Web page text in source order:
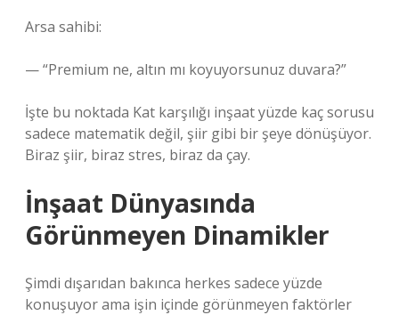
Arsa sahibi:
— “Premium ne, altın mı koyuyorsunuz duvara?”
İşte bu noktada Kat karşılığı inşaat yüzde kaç sorusu
sadece matematik değil, şiir gibi bir şeye dönüşüyor.
Biraz şiir, biraz stres, biraz da çay.
İnşaat Dünyasında
Görünmeyen Dinamikler
Şimdi dışarıdan bakınca herkes sadece yüzde
konuşuyor ama işin içinde görünmeyen faktörler